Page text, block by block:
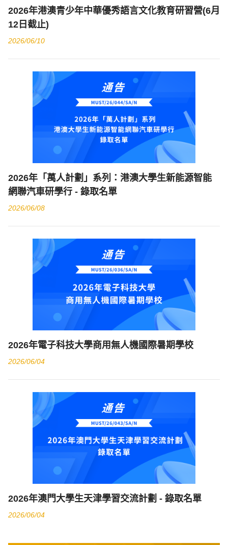
2026年港澳青少年中華優秀語言文化教育研習營(6月
12日截止)
2026/06/10
2026年「萬人計劃」系列：港澳大學生新能源智能
網聯汽車研學行 - 錄取名單
2026/06/08
2026年電子科技大學商用無人機國際暑期學校
2026/06/04
2026年澳門大學生天津學習交流計劃 - 錄取名單
2026/06/04